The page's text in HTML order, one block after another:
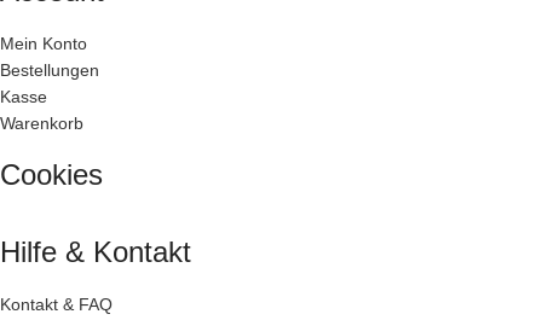
Mein Konto
Bestellungen
Kasse
Warenkorb
Cookies
Hilfe & Kontakt
Kontakt & FAQ